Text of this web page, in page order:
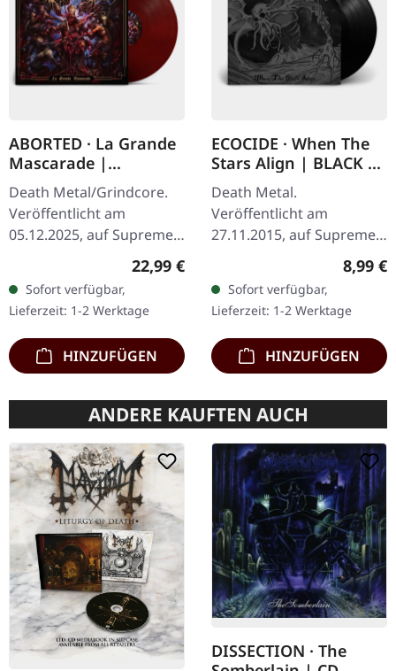
ABORTED · La Grande
Mascarade |
TRANSPARENT
RED/BLACK LP
Death Metal/Grindcore.
Veröffentlicht am
05.12.2025, auf Supreme
Chaos Records. Zum
ersten Mal auf Vinyl mit
speziellem Mastering
extra für Vinyl.…
Regulärer Preis:
22,99 €
Sofort verfügbar,
Lieferzeit: 1-2 Werktage
HINZUFÜGEN
ECOCIDE · When The
Stars Align | BLACK 7"
EP
Death Metal.
Veröffentlicht am
27.11.2015, auf Supreme
Chaos Records. Schweres
schwarzes 7" Vinyl im
dicken Cover. Limitiert auf
200 handnummerierte…
8,99 €
Sofort verfügbar,
Lieferzeit: 1-2 Werktage
HINZUFÜGEN
ANDERE KAUFTEN AUCH
DISSECTION · The